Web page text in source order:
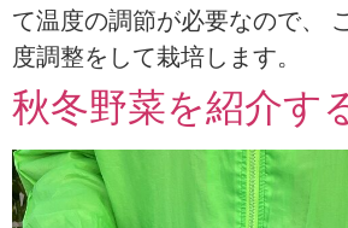
て温度の調節が必要なので、
度調整をして栽培します
秋冬野菜を紹介す